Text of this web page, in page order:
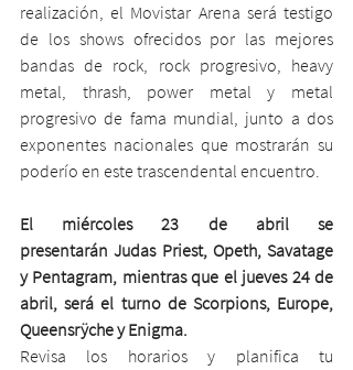
realización, el Movistar Arena será testigo
de los shows ofrecidos por las mejores
bandas de rock, rock progresivo, heavy
metal, thrash, power metal y metal
progresivo de fama mundial, junto a dos
exponentes nacionales que mostrarán su
poderío en este trascendental encuentro.
El miércoles 23 de abril se
presentarán Judas Priest, Opeth, Savatage
y Pentagram, mientras que el jueves 24 de
abril, será el turno de Scorpions, Europe,
Queensrÿche y Enigma.
Revisa los horarios y planifica tu